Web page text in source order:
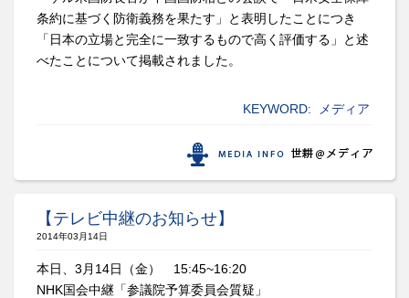
条約に基づく防衛義務を果たす」と表明したことにつき
「日本の立場と完全に一致するもので高く評価する」と述
べたことについて掲載されました。
KEYWORD: メディア
【テレビ中継のお知らせ】
2014年03月14日
本日、3月14日（金） 15:45~16:20
NHK国会中継「参議院予算委員会質疑」